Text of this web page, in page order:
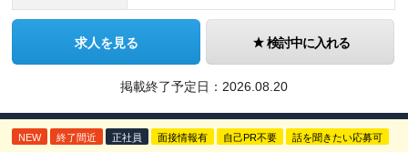
求人を見る 検討中に入れる
掲載終了予定日： 2026.08.20
NEW 終了間近 正社員 面接情報有 自己PR不要 話を聞きたい応募可